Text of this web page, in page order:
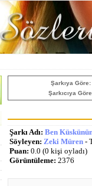
Şarkıya Göre:
Şarkıcıya
Şarkı Adı: Ben
Söyleyen: Zeki Müren -
Puan: 0.0 (0 kişi oyladı)
Görüntüleme: 2376